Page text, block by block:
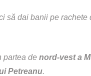
să dai banii pe rachete
partea de nord-vest a
Petreanu.